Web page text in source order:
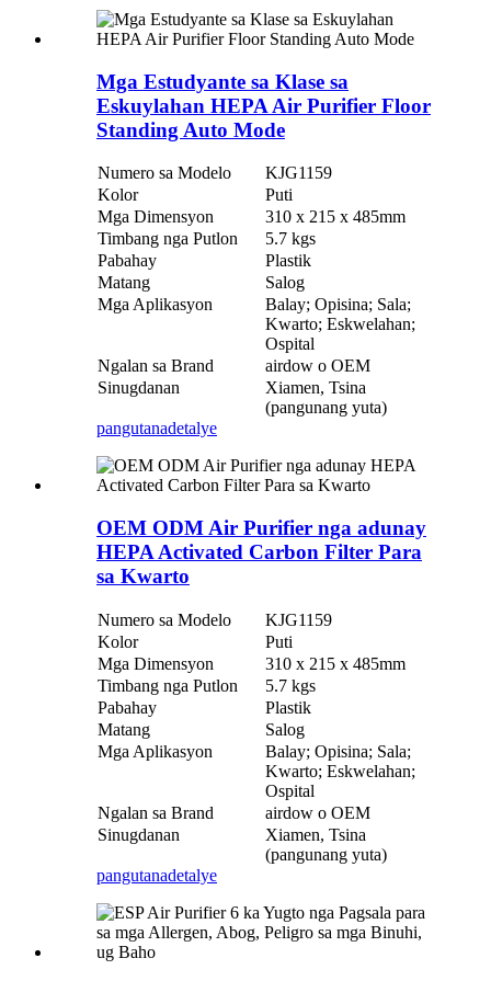
Mga Estudyante sa Klase sa
Eskuylahan HEPA Air Purifier Floor
Standing Auto Mode
Numero sa Modelo
KJG1159
Kolor
Puti
Mga Dimensyon
310 x 215 x 485mm
Timbang nga Putlon
5.7 kgs
Pabahay
Plastik
Matang
Salog
Mga Aplikasyon
Balay; Opisina; Sala;
Kwarto; Eskwelahan;
Ospital
Ngalan sa Brand
airdow o OEM
Sinugdanan
Xiamen, Tsina
(pangunang yuta)
pangutanadetalye
OEM ODM Air Purifier nga adunay
HEPA Activated Carbon Filter Para
sa Kwarto
Numero sa Modelo
KJG1159
Kolor
Puti
Mga Dimensyon
310 x 215 x 485mm
Timbang nga Putlon
5.7 kgs
Pabahay
Plastik
Matang
Salog
Mga Aplikasyon
Balay; Opisina; Sala;
Kwarto; Eskwelahan;
Ospital
Ngalan sa Brand
airdow o OEM
Sinugdanan
Xiamen, Tsina
(pangunang yuta)
pangutanadetalye